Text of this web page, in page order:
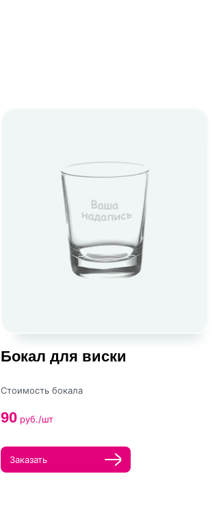
Бокал для виски
Стоимость бокала
90 руб./шт
Заказать